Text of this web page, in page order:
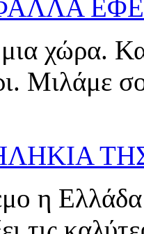
χώρα.
Μιλάμε
η Ελλάδα